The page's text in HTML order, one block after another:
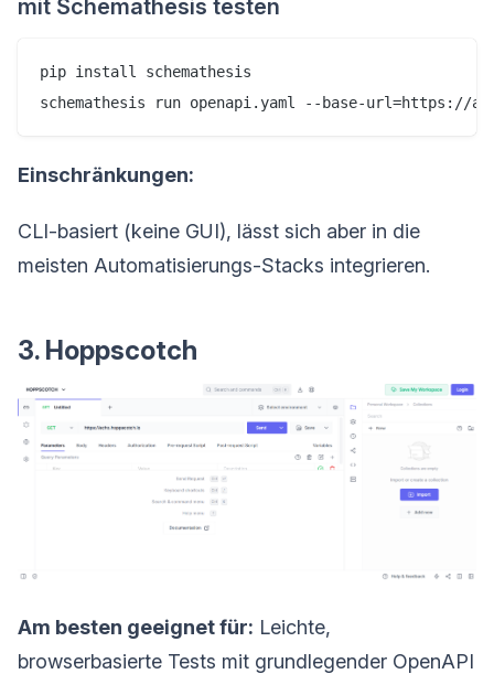
mit Schemathesis testen
pip install schemathesis
Einschränkungen:
CLI-basiert (keine GUI), lässt sich aber in die
meisten Automatisierungs-Stacks integrieren.
3. Hoppscotch
Am besten geeignet für: Leichte,
browserbasierte Tests mit grundlegender OpenAPI